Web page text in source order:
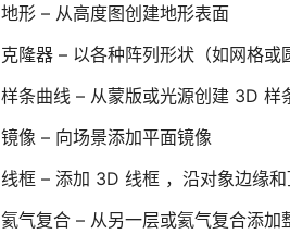
地形 – 从高度图创建地形表面
克隆器 – 以各种阵列形状（如网格
样条曲线 – 从蒙版或光源创建 3D 样
镜像 – 向场景添加平面镜像
线框 – 添加 3D 线框 ，沿对象边缘
氦气复合 – 从另一层或氦气复合添加